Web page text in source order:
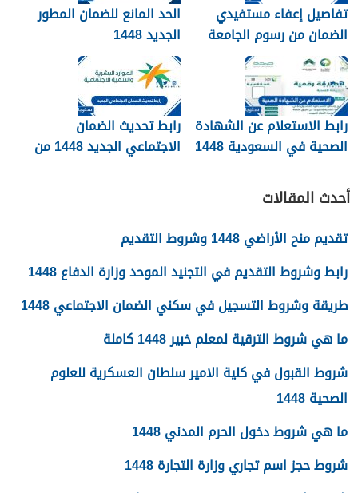
تفاصيل إعفاء مستفيدي
الضمان من رسوم الجامعة
1448
الحد المانع للضمان المطور
الجديد 1448
رابط الاستعلام عن الشهادة
الصحية في السعودية 1448
رابط تحديث الضمان
الاجتماعي الجديد 1448 من
أحدث المقالات
تقديم منح الأراضي 1448 وشروط التقديم
رابط وشروط التقديم في التجنيد الموحد وزارة الدفاع 1448
طريقة وشروط التسجيل في سكني الضمان الاجتماعي 1448
ما هي شروط الترقية لمعلم خبير 1448 كاملة
شروط القبول في كلية الامير سلطان العسكرية للعلوم
الصحية 1448
ما هي شروط دخول الحرم المدني 1448
شروط حجز اسم تجاري وزارة التجارة 1448